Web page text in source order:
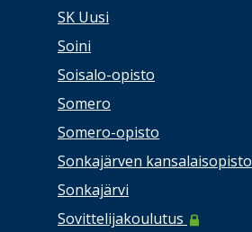
SK Uusi
Soini
Soisalo-opisto
Somero
Somero-opisto
Sonkajärven kansalaisopisto
Sonkajärvi
Sovittelijakoulutus